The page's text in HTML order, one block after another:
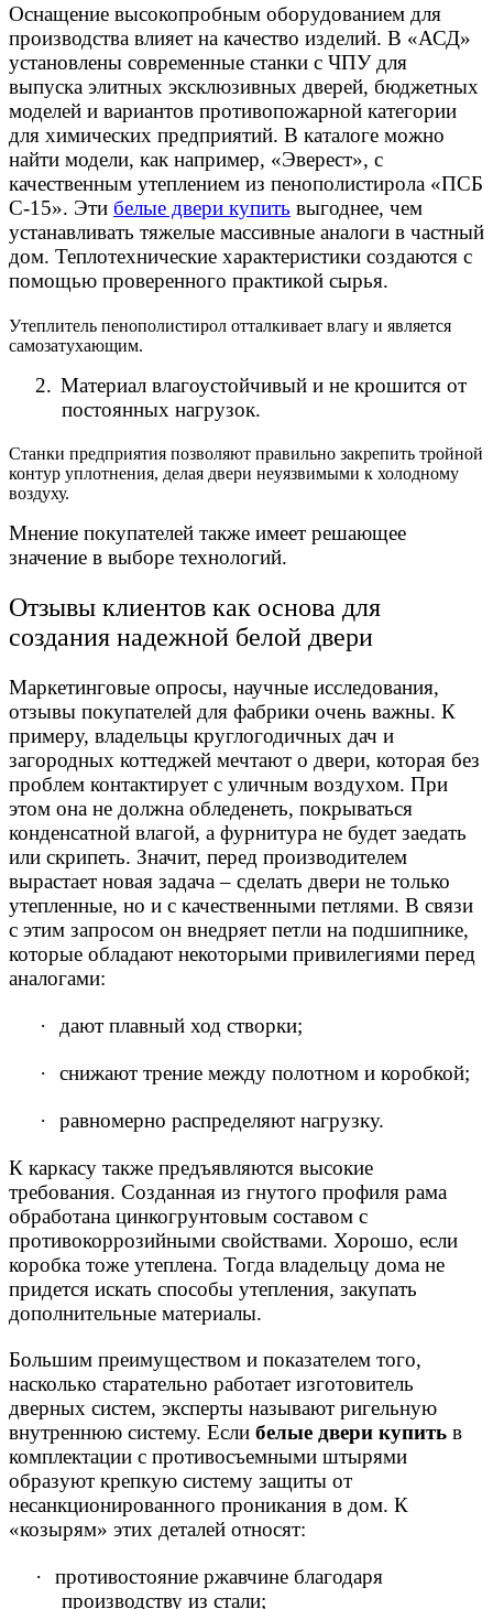
Оснащение высокопробным оборудованием для
производства влияет на качество изделий. В «АСД»
установлены современные станки с ЧПУ для
выпуска элитных эксклюзивных дверей, бюджетных
моделей и вариантов противопожарной категории
для химических предприятий. В каталоге можно
найти модели, как например, «Эверест», с
качественным утеплением из пенополистирола «ПСБ
С-15». Эти белые двери купить выгоднее, чем
устанавливать тяжелые массивные аналоги в частный
дом. Теплотехнические характеристики создаются с
помощью проверенного практикой сырья.
Утеплитель пенополистирол отталкивает влагу и является
самозатухающим.
2. Материал влагоустойчивый и не крошится от
постоянных нагрузок.
Станки предприятия позволяют правильно закрепить тройной
контур уплотнения, делая двери неуязвимыми к холодному
воздуху.
Мнение покупателей также имеет решающее
значение в выборе технологий.
Отзывы клиентов как основа для
создания надежной белой двери
Маркетинговые опросы, научные исследования,
отзывы покупателей для фабрики очень важны. К
примеру, владельцы круглогодичных дач и
загородных коттеджей мечтают о двери, которая без
проблем контактирует с уличным воздухом. При
этом она не должна обледенеть, покрываться
конденсатной влагой, а фурнитура не будет заедать
или скрипеть. Значит, перед производителем
вырастает новая задача – сделать двери не только
утепленные, но и с качественными петлями. В связи
с этим запросом он внедряет петли на подшипнике,
которые обладают некоторыми привилегиями перед
аналогами:
· дают плавный ход створки;
· снижают трение между полотном и коробкой;
· равномерно распределяют нагрузку.
К каркасу также предъявляются высокие
требования. Созданная из гнутого профиля рама
обработана цинкогрунтовым составом с
противокоррозийными свойствами. Хорошо, если
коробка тоже утеплена. Тогда владельцу дома не
придется искать способы утепления, закупать
дополнительные материалы.
Большим преимуществом и показателем того,
насколько старательно работает изготовитель
дверных систем, эксперты называют ригельную
внутреннюю систему. Если белые двери купить в
комплектации с противосъемными штырями
образуют крепкую систему защиты от
несанкционированного проникания в дом. К
«козырям» этих деталей относят:
·
противостояние ржавчине благодаря
производству из стали;